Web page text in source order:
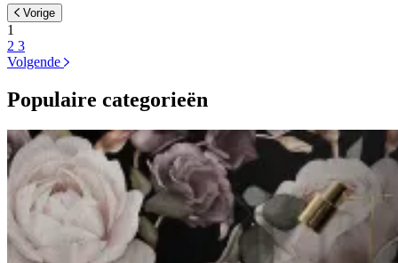
Vorige
1
2 3
Volgende
Populaire categorieën